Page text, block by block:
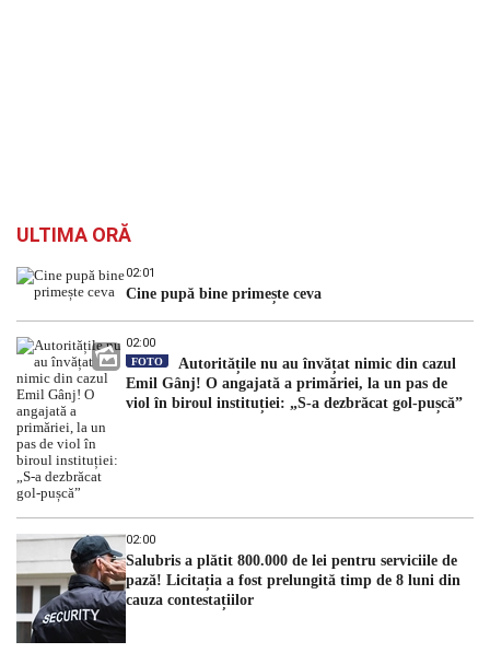
ULTIMA ORĂ
02:01
Cine pupă bine primește ceva
02:00
FOTO
Autoritățile nu au învățat nimic din cazul
Emil Gânj! O angajată a primăriei, la un pas de
viol în biroul instituției: „S-a dezbrăcat gol-pușcă”
02:00
Salubris a plătit 800.000 de lei pentru serviciile de
pază! Licitația a fost prelungită timp de 8 luni din
cauza contestațiilor